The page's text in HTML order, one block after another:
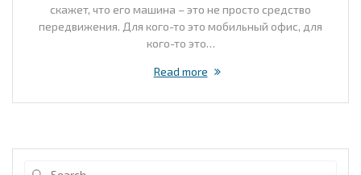
скажет, что его машина – это не просто средство
передвижения. Для кого-то это мобильный офис, для
кого-то это…
Read more